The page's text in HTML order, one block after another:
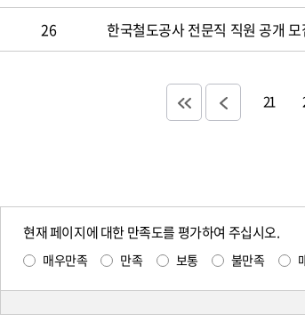
26 한국철도공사 전문직 직원 공개 모
21
현재 페이지에 대한 만족도를 평가하여 주십시오.
매우만족 만족 보통 불만족